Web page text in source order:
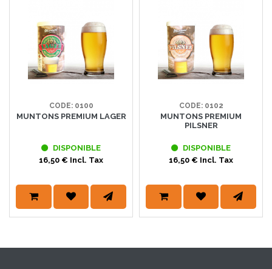
CODE: 0100
MUNTONS PREMIUM LAGER
DISPONIBLE
16,50 € Incl. Tax
CODE: 0102
MUNTONS PREMIUM
PILSNER
DISPONIBLE
16,50 € Incl. Tax